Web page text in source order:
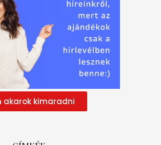
akarok kimaradni